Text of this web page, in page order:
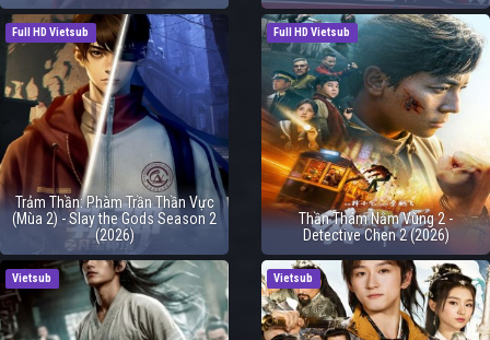
Full HD Vietsub
Trảm Thần: Phàm Trần Thần Vực
(Mùa 2) - Slay the Gods Season 2
(2026)
Full HD Vietsub
Thần Thám Nằm Vùng 2 -
Detective Chen 2 (2026)
Vietsub Vietsub